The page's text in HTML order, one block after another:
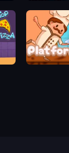
Platformer